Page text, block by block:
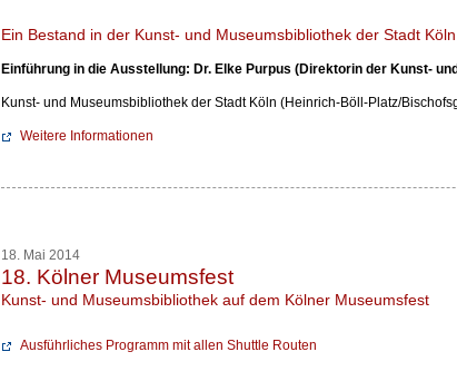
Ein Bestand in der Kunst- und Museumsbibliothek der Stadt Köln
Einführung in die Ausstellung: Dr. Elke Purpus (Direktorin der Kunst-
Kunst- und Museumsbibliothek der Stadt Köln (Heinrich-Böll-Platz/
Weitere Informationen
18. Mai 2014
18. Kölner Museumsfest
Kunst- und Museumsbibliothek auf dem Kölner Museumsfest
Ausführliches Programm mit allen Shuttle Routen